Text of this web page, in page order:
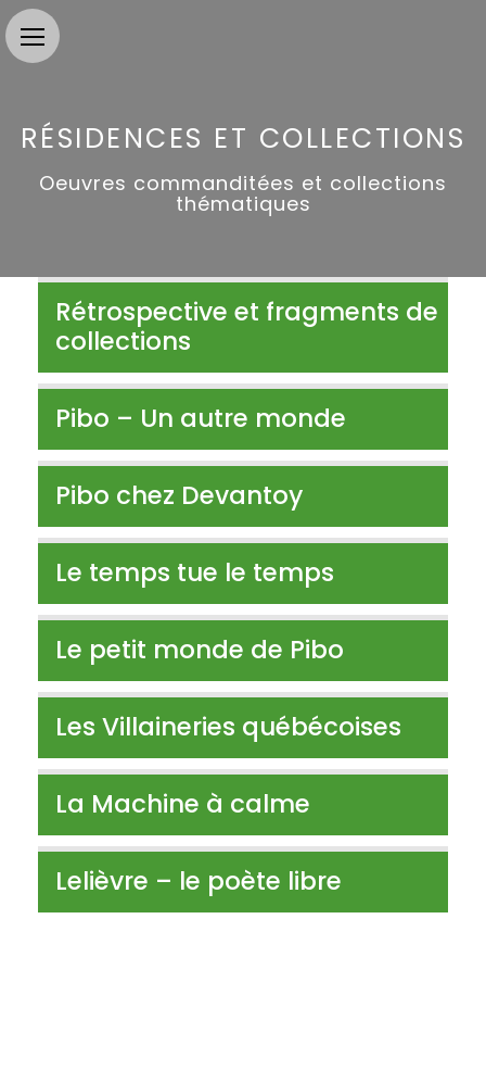
RÉSIDENCES ET COLLECTIONS
Oeuvres commanditées et collections
thématiques
Rétrospective et fragments de
collections
Pibo – Un autre monde
Pibo chez Devantoy
Le temps tue le temps
Le petit monde de Pibo
Les Villaineries québécoises
La Machine à calme
Lelièvre – le poète libre